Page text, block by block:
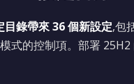
錄帶來 36 個新設定,包
式的控制項。部署